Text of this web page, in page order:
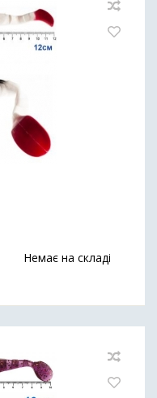
Немає на складі